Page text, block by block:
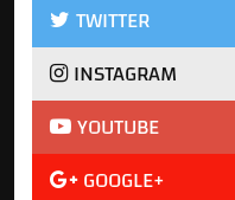
TWITTER
INSTAGRAM
YOUTUBE
GOOGLE+